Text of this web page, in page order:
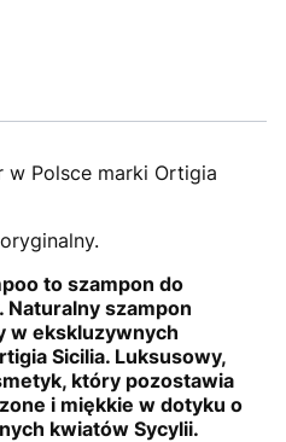
Polsce marki Ortigia
to szampon do
Naturalny szampon
w ekskluzywnych
Sicilia. Luksusowy,
który pozostawia
i miękkie w dotyku o
kwiatów Sycylii.